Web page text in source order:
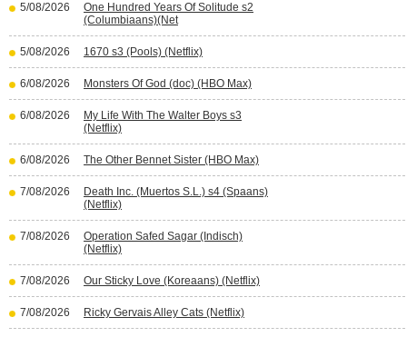
5/08/2026
One Hundred Years Of Solitude s2
(Columbiaans)(Net
5/08/2026 1670 s3 (Pools) (Netflix)
6/08/2026 Monsters Of God (doc) (HBO Max)
6/08/2026
My Life With The Walter Boys s3
(Netflix)
6/08/2026 The Other Bennet Sister (HBO Max)
7/08/2026
Death Inc. (Muertos S.L.) s4 (Spaans)
(Netflix)
7/08/2026
Operation Safed Sagar (Indisch)
(Netflix)
7/08/2026 Our Sticky Love (Koreaans) (Netflix)
7/08/2026 Ricky Gervais Alley Cats (Netflix)